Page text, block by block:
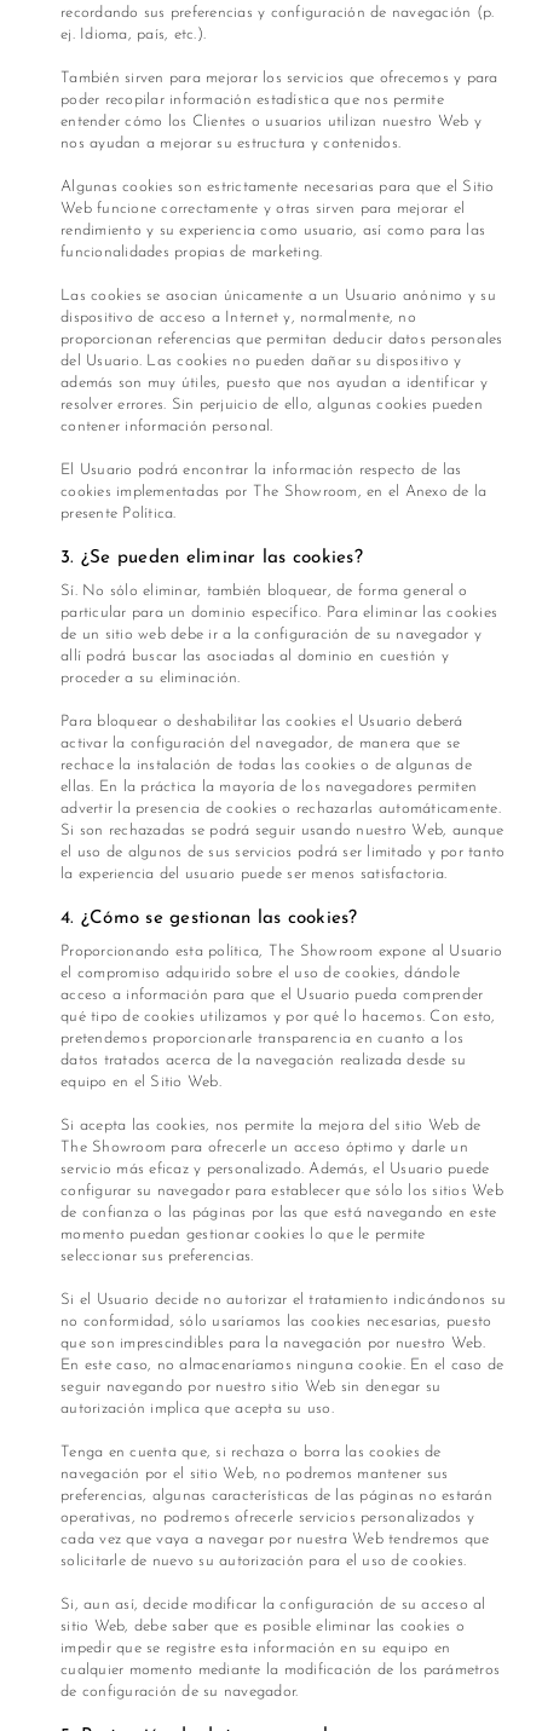
Pantalones
Tops
Sweaters
Kimonos
Vestidos
Bikinis
Ropa
Baños
Salidas
Playa
Deportiva
Shorts
Mad
´bout
Mocca
Mezet
Nita
Liani
Wisdom
Tendenzar
recordando sus preferencias y configuración de navegación (p.
ej. Idioma, país, etc.).
También sirven para mejorar los servicios que ofrecemos y para
poder recopilar información estadística que nos permite
entender cómo los Clientes o usuarios utilizan nuestro Web y
nos ayudan a mejorar su estructura y contenidos.
Algunas cookies son estrictamente necesarias para que el Sitio
Web funcione correctamente y otras sirven para mejorar el
rendimiento y su experiencia como usuario, así como para las
funcionalidades propias de marketing.
Las cookies se asocian únicamente a un Usuario anónimo y su
dispositivo de acceso a Internet y, normalmente, no
proporcionan referencias que permitan deducir datos personales
del Usuario. Las cookies no pueden dañar su dispositivo y
además son muy útiles, puesto que nos ayudan a identificar y
resolver errores. Sin perjuicio de ello, algunas cookies pueden
contener información personal.
El Usuario podrá encontrar la información respecto de las
cookies implementadas por The Showroom, en el Anexo de la
presente Política.
3. ¿Se pueden eliminar las cookies?
Sí. No sólo eliminar, también bloquear, de forma general o
particular para un dominio específico. Para eliminar las cookies
de un sitio web debe ir a la configuración de su navegador y
allí podrá buscar las asociadas al dominio en cuestión y
proceder a su eliminación.
Para bloquear o deshabilitar las cookies el Usuario deberá
activar la configuración del navegador, de manera que se
rechace la instalación de todas las cookies o de algunas de
ellas. En la práctica la mayoría de los navegadores permiten
advertir la presencia de cookies o rechazarlas automáticamente.
Si son rechazadas se podrá seguir usando nuestro Web, aunque
el uso de algunos de sus servicios podrá ser limitado y por tanto
la experiencia del usuario puede ser menos satisfactoria.
​4. ¿Cómo se gestionan las cookies?
Proporcionando esta política, The Showroom expone al Usuario
el compromiso adquirido sobre el uso de cookies, dándole
acceso a información para que el Usuario pueda comprender
qué tipo de cookies utilizamos y por qué lo hacemos. Con esto,
pretendemos proporcionarle transparencia en cuanto a los
datos tratados acerca de la navegación realizada desde su
equipo en el Sitio Web.
Si acepta las cookies, nos permite la mejora del sitio Web de
The Showroom para ofrecerle un acceso óptimo y darle un
servicio más eficaz y personalizado. Además, el Usuario puede
configurar su navegador para establecer que sólo los sitios Web
de confianza o las páginas por las que está navegando en este
momento puedan gestionar cookies lo que le permite
seleccionar sus preferencias.
Si el Usuario decide no autorizar el tratamiento indicándonos su
no conformidad, sólo usaríamos las cookies necesarias, puesto
que son imprescindibles para la navegación por nuestro Web.
En este caso, no almacenaríamos ninguna cookie. En el caso de
seguir navegando por nuestro sitio Web sin denegar su
autorización implica que acepta su uso.
Tenga en cuenta que, si rechaza o borra las cookies de
navegación por el sitio Web, no podremos mantener sus
preferencias, algunas características de las páginas no estarán
operativas, no podremos ofrecerle servicios personalizados y
cada vez que vaya a navegar por nuestra Web tendremos que
solicitarle de nuevo su autorización para el uso de cookies.
Si, aun así, decide modificar la configuración de su acceso al
sitio Web, debe saber que es posible eliminar las cookies o
impedir que se registre esta información en su equipo en
cualquier momento mediante la modificación de los parámetros
de configuración de su navegador.